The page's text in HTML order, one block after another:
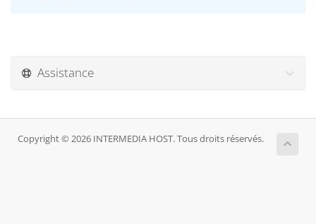
Assistance
Copyright © 2026 INTERMEDIA HOST. Tous droits réservés.